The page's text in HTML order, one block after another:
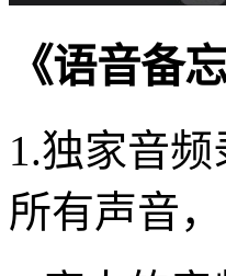
《语音备
1.独家音
所有声音